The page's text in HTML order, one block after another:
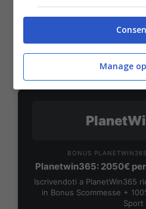
BONUS
Planetwin365: 2050€
Iscrivendoti a PlanetWin365
in Bonus Scommesse +
Sport
Manage